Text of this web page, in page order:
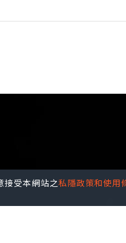
受本網站之私隱政策和使用